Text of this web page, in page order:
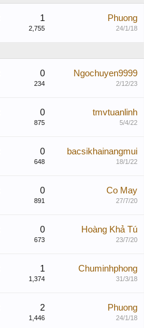
1
2,755
Phuong
24/1/18
0
234
Ngochuyen9999
2/12/23
0
875
tmvtuanlinh
5/4/22
0
648
bacsikhainangmui
18/1/22
0
891
Co May
27/7/20
0
673
Hoàng Khả Tú
23/7/20
1
1,374
Chuminhphong
31/3/18
2
1,446
Phuong
24/1/18